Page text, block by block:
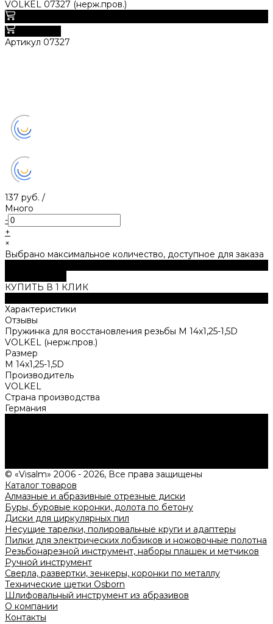
VOLKEL 07327 (нерж.пров.)
Артикул 07327
137 руб. /
Много
-
+
×
Выбрано максимальное количество, доступное для заказа
КУПИТЬ В 1 КЛИК
Характеристики
Отзывы
Пружинка для восстановления резьбы M 14х1,25-1,5D
VOLKEL (нерж.пров.)
Размер
M 14х1,25-1,5D
Производитель
VOLKEL
Страна производства
Германия
© «Visalm» 2006 - 2026, Все права защищены
Каталог товаров
Алмазные и абразивные отрезные диски
Буры, буровые коронки, долота по бетону
Диски для циркулярных пил
Несущие тарелки, полировальные круги и адаптеры
Пилки для электрических лобзиков и ножовочные полотна
Резьбонарезной инструмент, наборы плашек и метчиков
Ручной инструмент
Сверла, развертки, зенкеры, коронки по металлу
Технические щетки Osborn
Шлифовальный инструмент из абразивов
О компании
Контакты